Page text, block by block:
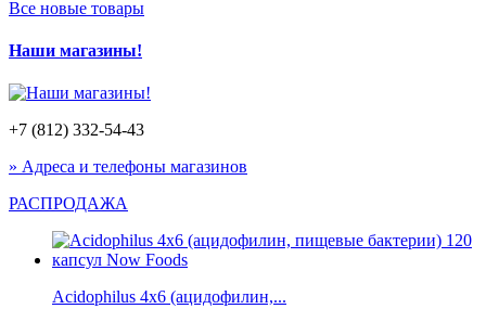
Все новые товары
Наши магазины!
+7 (812) 332-54-43
» Адреса и телефоны магазинов
РАСПРОДАЖА
Acidophilus 4x6 (ацидофилин,...